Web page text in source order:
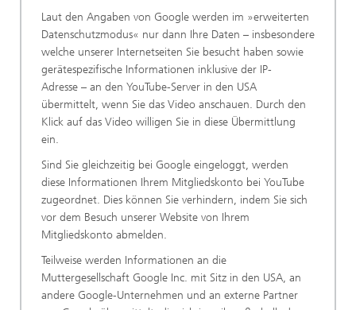
Laut den Angaben von Google werden im »erweiterten
Datenschutzmodus« nur dann Ihre Daten – insbesondere
welche unserer Internetseiten Sie besucht haben sowie
gerätespezifische Informationen inklusive der IP-
Adresse – an den YouTube-Server in den USA
übermittelt, wenn Sie das Video anschauen. Durch den
Klick auf das Video willigen Sie in diese Übermittlung
ein.
Sind Sie gleichzeitig bei Google eingeloggt, werden
diese Informationen Ihrem Mitgliedskonto bei YouTube
zugeordnet. Dies können Sie verhindern, indem Sie sich
vor dem Besuch unserer Website von Ihrem
Mitgliedskonto abmelden.
Teilweise werden Informationen an die
Muttergesellschaft Google Inc. mit Sitz in den USA, an
andere Google-Unternehmen und an externe Partner